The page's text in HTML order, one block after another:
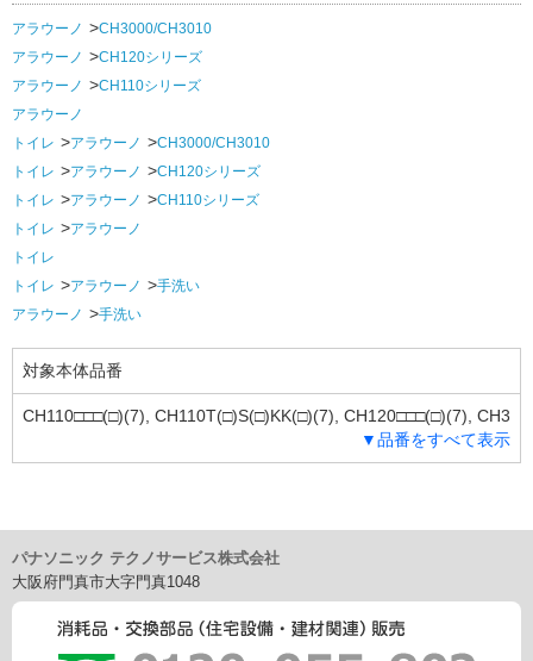
アラウーノ
CH3000/CH3010
アラウーノ
CH120シリーズ
アラウーノ
CH110シリーズ
アラウーノ
トイレ
アラウーノ
CH3000/CH3010
トイレ
アラウーノ
CH120シリーズ
トイレ
アラウーノ
CH110シリーズ
トイレ
アラウーノ
トイレ
トイレ
アラウーノ
手洗い
アラウーノ
手洗い
対象本体品番
CH110□□□(□)(7), CH110T(□)S(□)KK(□)(7), CH120□□□(□)(7), CH3
00□□□□(□)(7), GHA7F(□)2S□□□, GHA8F(□)2S□□□ ※□には英数字
が入ります。
▼品番をすべて表示
パナソニック テクノサービス株式会社
大阪府門真市大字門真1048